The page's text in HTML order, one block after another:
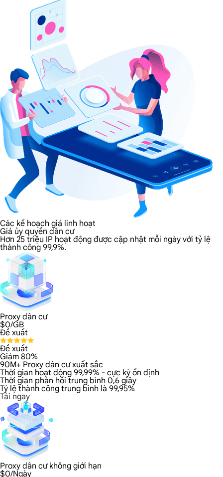
Các kế hoạch giá linh hoạt
Giá ủy quyền dân cư
Hơn 25 triệu IP hoạt động được cập nhật mỗi ngày với tỷ lệ
thành công 99,9%.
Proxy dân cư
$0/GB
Đề xuất
Đề xuất
Giảm 80%
90M+ Proxy dân cư xuất sắc
Thời gian hoạt động 99,99% - cực kỳ ổn định
Thời gian phản hồi trung bình 0,6 giây
Tỷ lệ thành công trung bình là 99,95%
Tải ngay
Proxy dân cư không giới hạn
$0/Ngày